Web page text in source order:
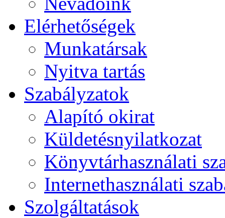
Elérhetőségek
Munkatársak
Nyitva tartás
Szabályzatok
Alapító okirat
Küldetésnyilatkozat
Könyvtárhasználati
Internethasználati
Szolgáltatások